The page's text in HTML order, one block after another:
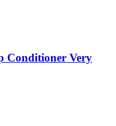
Conditioner Very